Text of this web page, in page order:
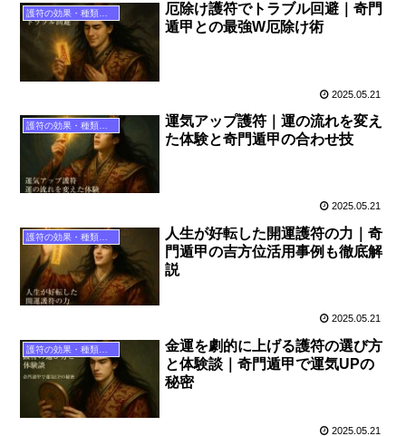
護符の効果・種類ガイド
厄除け護符でトラブル回避｜奇門
遁甲との最強W厄除け術
2025.05.21
護符の効果・種類ガイド
運気アップ護符｜運の流れを変え
た体験と奇門遁甲の合わせ技
2025.05.21
護符の効果・種類ガイド
人生が好転した開運護符の力｜奇
門遁甲の吉方位活用事例も徹底解
説
2025.05.21
護符の効果・種類ガイド
金運を劇的に上げる護符の選び方
と体験談｜奇門遁甲で運気UPの
秘密
2025.05.21